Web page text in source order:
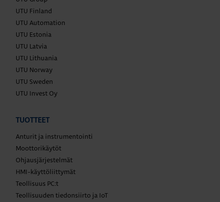
UTU Finland
UTU Automation
UTU Estonia
UTU Latvia
UTU Lithuania
UTU Norway
UTU Sweden
UTU Invest Oy
TUOTTEET
Anturit ja instrumentointi
Moottorikäytöt
Ohjausjärjestelmät
HMI-käyttöliittymät
Teollisuus PC:t
Teollisuuden tiedonsiirto ja IoT